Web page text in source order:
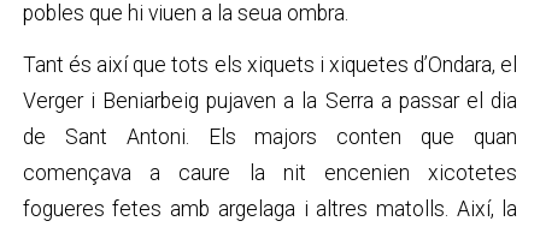
pobles que hi viuen a la seua ombra.
Tant és així que tots els xiquets i xiquetes d’Ondara, el
Verger i Beniarbeig pujaven a la Serra a passar el dia
de Sant Antoni. Els majors conten que quan
començava a caure la nit encenien xicotetes
fogueres fetes amb argelaga i altres matolls. Així, la